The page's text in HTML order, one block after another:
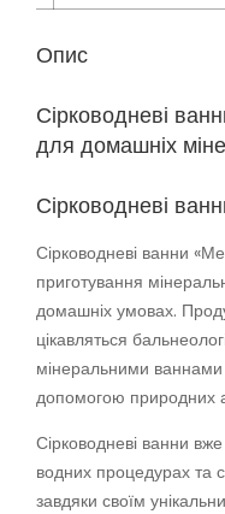
Опис
Сірководневі
для домашніх
Сірководневі
Сірководневі ванни
приготування
домашніх умовах.
цікавляться
мінеральними
допомогою природних
Сірководневі ванни
водних процедурах та
завдяки своїм